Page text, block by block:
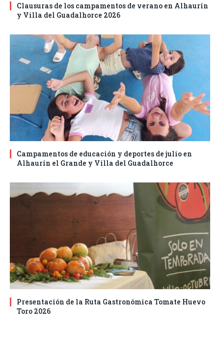
Clausuras de los campamentos de verano en Alhaurín
y Villa del Guadalhorce 2026
Campamentos de educación y deportes de julio en
Alhaurín el Grande y Villa del Guadalhorce
Presentación de la Ruta Gastronómica Tomate Huevo
Toro 2026